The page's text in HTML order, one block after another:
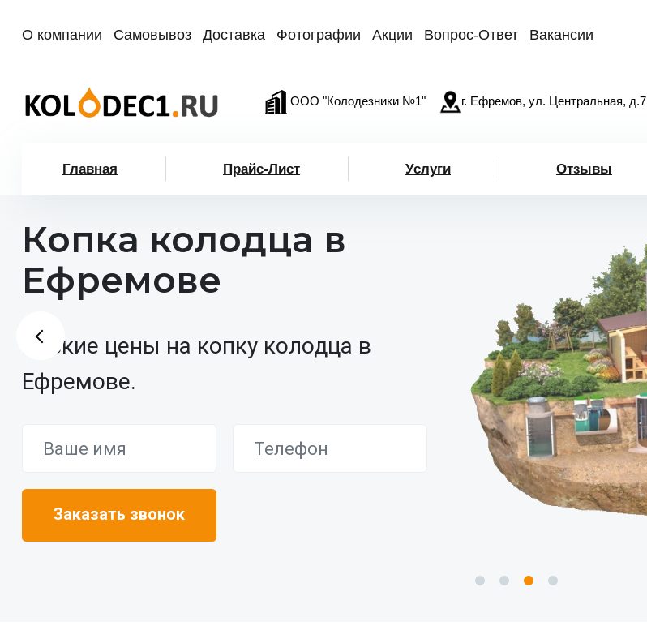
О компании Самовывоз Доставка Фотографии Акции Вопрос-Ответ Вакансии
ООО "Колодезники №1" г. Ефремов, ул. Центральная, д.7
Главная Прайс-Лист Услуги Отзывы
Копка колодца в
Ефремове
Низкие цены на копку колодца в
Ефремове.